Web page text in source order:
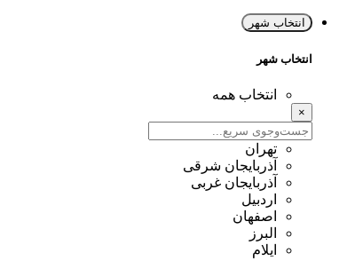
انتخاب شهر
انتخاب شهر
انتخاب همه
×
تهران
آذربایجان شرقی
آذربایجان غربی
اردبیل
اصفهان
البرز
ایلام